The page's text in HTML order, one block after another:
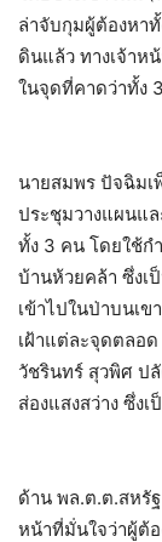
ล่าจับกุมผู้ต้องหา
ดินแล้ว ทางเจ้าห
ในจุดที่คาดว่าทั้ง
นายสมพร ปัจฉิมเ
ประชุมวางแผนแ
ทั้ง 3 คน โดยใช้ก
บ้านห้วยคล้า ซึ่งเ
เข้าไปในป่าบนเ
เฝ้าแต่ละจุดตลอ
วัชรินทร์ สุวพิศ ป
ส่องแสงสว่าง ซึ่ง
ด้าน พล.ต.ต.สหรั
หน้าที่มั่นใจว่าผู้ต้